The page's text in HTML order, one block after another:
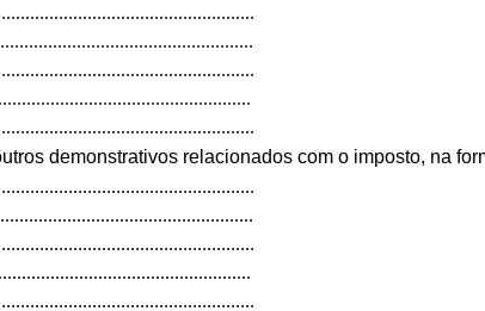
demonstrativos relacionados com o imposto, na